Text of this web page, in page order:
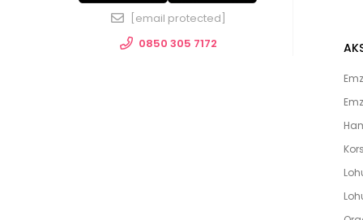
[email protected]
0850 305 7172